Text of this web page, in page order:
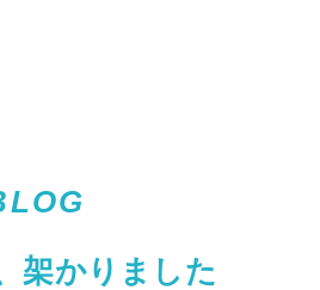
架かりました